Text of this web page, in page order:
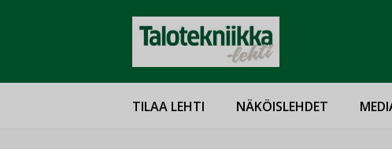
TILAA LEHTI NÄKÖISLEHDET